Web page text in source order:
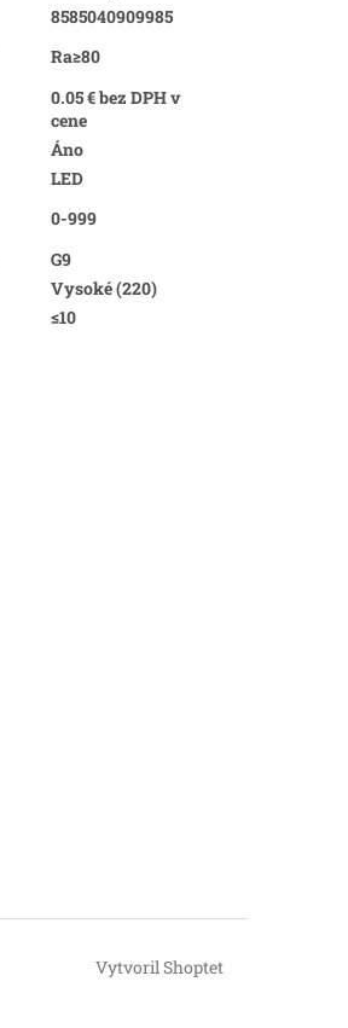
8585040909985
Ra≥80
0.05 € bez DPH v
cene
Áno
LED
0-999
G9
Vysoké (220)
≤10
Vytvoril Shoptet